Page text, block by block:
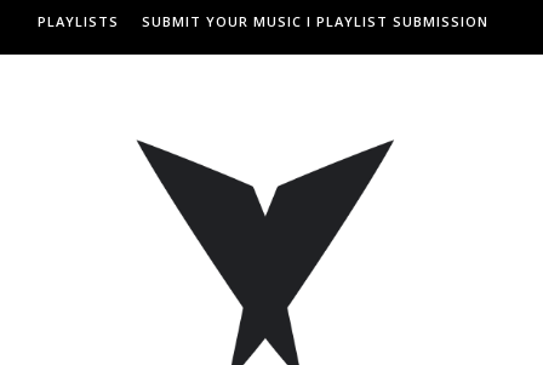
PLAYLISTS SUBMIT YOUR MUSIC I PLAYLIST SUBMISSION